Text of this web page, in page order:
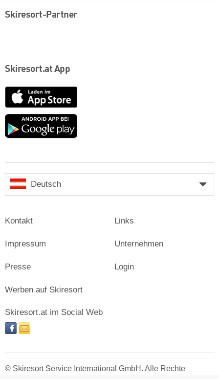
Skiresort-Partner
Skiresort.at App
App
Store
Google
Deutsch
Kontakt
Impressum
Presse
Links
Unternehmen
Login
Werben auf Skiresort
Skiresort.at im Social Web
facebooknewsletter
© Skiresort Service International GmbH. Alle Rechte